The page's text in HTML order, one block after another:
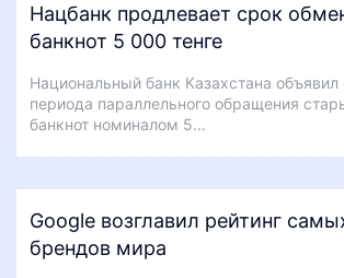
Нацбанк продлевает срок
банкнот 5 000 тенге
Национальный банк Казахстана объявил
периода параллельного обращения
банкнот номиналом 5…
Google возглавил рейтинг
брендов мира